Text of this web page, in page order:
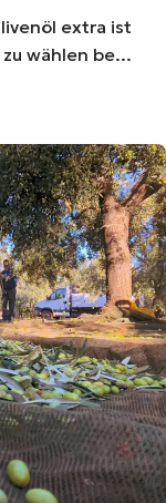
extra ist
wählen be...